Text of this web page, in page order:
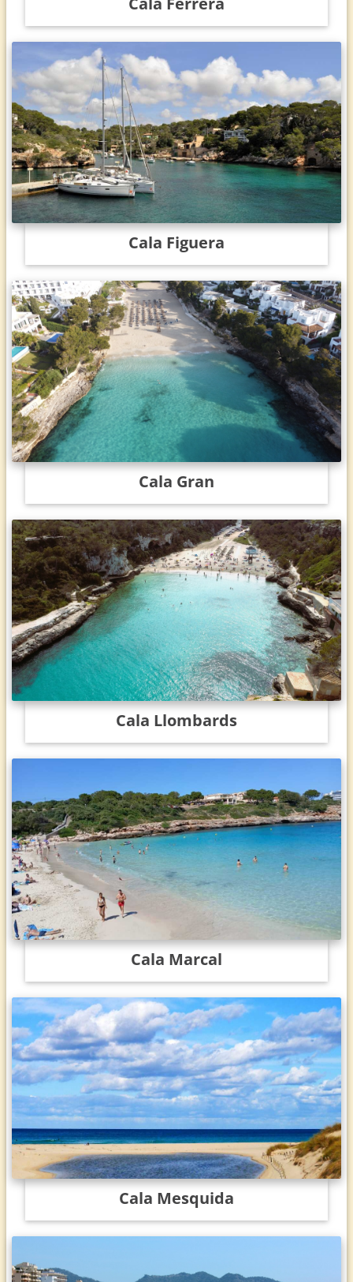
Cala Figuera
Cala Gran
Cala Llombards
Cala Marcal
Cala Mesquida